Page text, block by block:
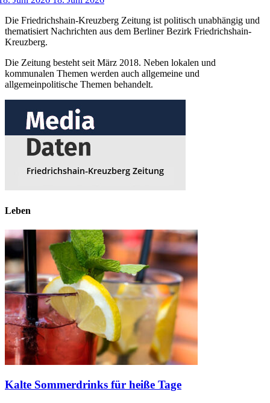
Die Friedrichshain-Kreuzberg Zeitung ist politisch unabhängig und
thematisiert Nachrichten aus dem Berliner Bezirk Friedrichshain-
Kreuzberg.
Die Zeitung besteht seit März 2018. Neben lokalen und
kommunalen Themen werden auch allgemeine und
allgemeinpolitische Themen behandelt.
Leben
Kalte Sommerdrinks für heiße Tage